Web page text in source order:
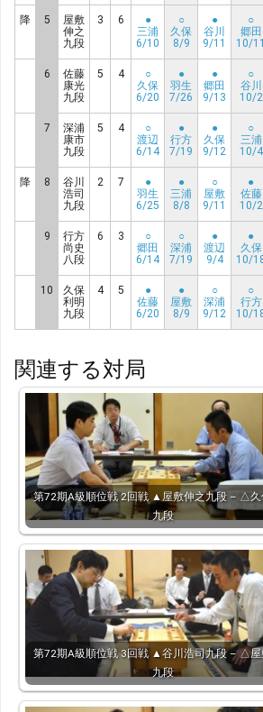
降 5
屋敷
伸之
九段
3 6
●
三浦
6/10
○
久保
8/9
●
谷川
9/11
○
郷田
10/11
6
佐藤
康光
九段
5 4
○
久保
6/20
●
羽生
7/26
●
郷田
9/13
○
谷川
10/2
7
深浦
康市
九段
5 4
○
渡辺
6/14
●
行方
7/19
●
久保
9/12
○
三浦
10/4
降 8
谷川
浩司
九段
2 7
●
羽生
6/25
●
三浦
8/8
○
屋敷
9/11
●
佐藤
10/2
9
行方
尚史
八段
6 3
○
郷田
6/14
○
深浦
7/19
●
渡辺
9/4
●
久保
10/
10
久保
利明
九段
4 5
●
佐藤
6/20
●
屋敷
8/9
○
深浦
9/12
○
行方
10/
関連する対局
第72期A級順位戦 2回戦 ▲屋敷伸之九段 – △久
九段
第72期A級順位戦 3回戦 ▲谷川浩司九段 – △屋
九段